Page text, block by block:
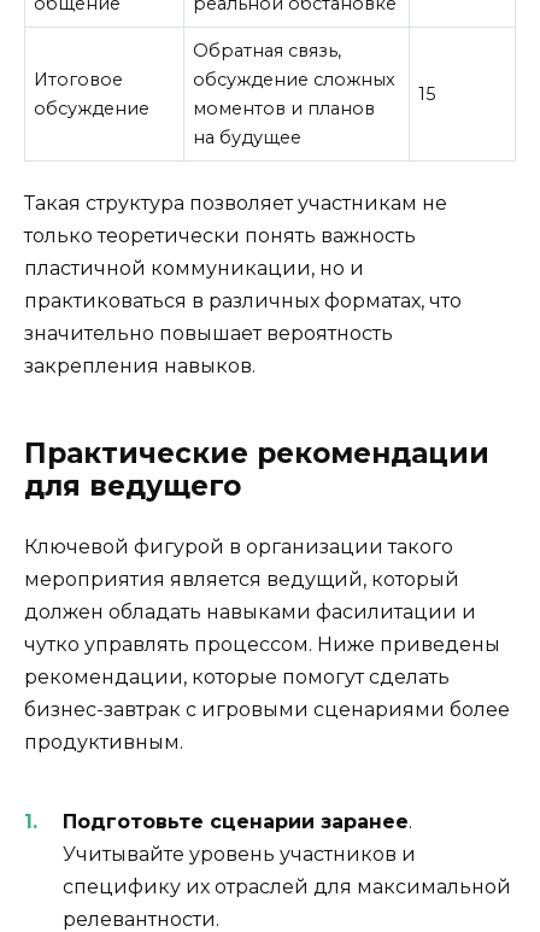
Итоговое
обсуждение
Обратная связь,
обсуждение сложных
моментов и планов
на будущее
15
Такая структура позволяет участникам не
только теоретически понять важность
пластичной коммуникации, но и
практиковаться в различных форматах, что
значительно повышает вероятность
закрепления навыков.
Практические рекомендации
для ведущего
Ключевой фигурой в организации такого
мероприятия является ведущий, который
должен обладать навыками фасилитации и
чутко управлять процессом. Ниже приведены
рекомендации, которые помогут сделать
бизнес-завтрак с игровыми сценариями более
продуктивным.
Подготовьте сценарии заранее.
Учитывайте уровень участников и
специфику их отраслей для максимальной
релевантности.